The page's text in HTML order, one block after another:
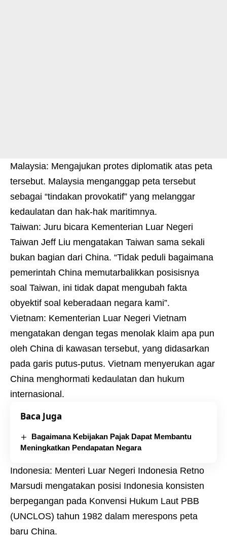
Malaysia: Mengajukan protes diplomatik atas peta
tersebut. Malaysia menganggap peta tersebut
sebagai “tindakan provokatif” yang melanggar
kedaulatan dan hak-hak maritimnya.
Taiwan: Juru bicara Kementerian Luar Negeri
Taiwan Jeff Liu mengatakan Taiwan sama sekali
bukan bagian dari China. “Tidak peduli bagaimana
pemerintah China memutarbalikkan posisisnya
soal Taiwan, ini tidak dapat mengubah fakta
obyektif soal keberadaan negara kami”.
Vietnam: Kementerian Luar Negeri Vietnam
mengatakan dengan tegas menolak klaim apa pun
oleh China di kawasan tersebut, yang didasarkan
pada garis putus-putus. Vietnam menyerukan agar
China menghormati kedaulatan dan hukum
internasional.
Baca Juga
Bagaimana Kebijakan Pajak Dapat Membantu
Meningkatkan Pendapatan Negara
Indonesia: Menteri Luar Negeri Indonesia Retno
Marsudi mengatakan posisi Indonesia konsisten
berpegangan pada Konvensi Hukum Laut PBB
(UNCLOS) tahun 1982 dalam merespons peta
baru China.